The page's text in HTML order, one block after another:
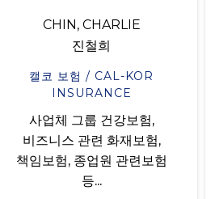
CHIN, CHARLIE
진철희
캘코 보험 / CAL-KOR
INSURANCE
사업체 그룹 건강보험,
비즈니스 관련 화재보험,
책임보험, 종업원 관련보험
등...